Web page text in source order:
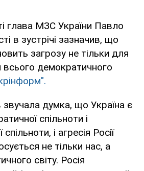
глава МЗС України Павло
в зустрічі зазначив, що
загрозу не тільки для
всього демократичного
звучала думка, що Україна є
спільноти і
і агресія Росії
не тільки нас, а
світу. Росія